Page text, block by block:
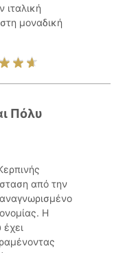
ιταλική
μοναδική
Πόλυ
από την
Η